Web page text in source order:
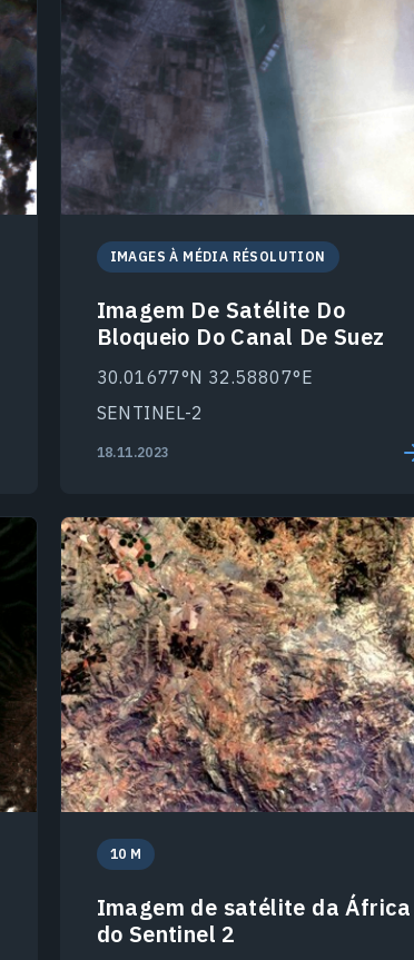
IMAGES À MÉDIA RÉSOLUTION
Imagem De Satélite Do
Bloqueio Do Canal De Suez
30.01677°N 32.58807°E
SENTINEL-2
18.11.2023
10 M
Imagem de satélite da África
do Sentinel 2